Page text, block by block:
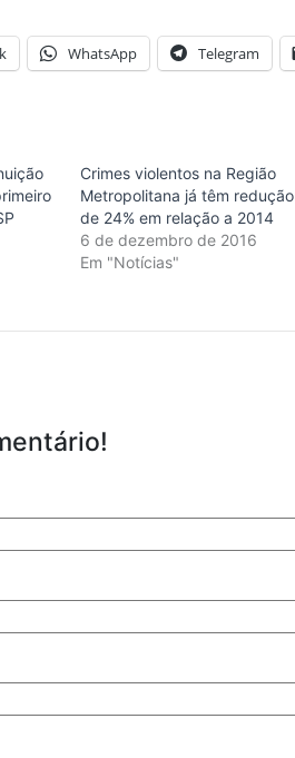
WhatsApp Telegram
Crimes violentos na Região
Metropolitana já têm redução
de 24% em relação a 2014
6 de dezembro de 2016
Em "Notícias"